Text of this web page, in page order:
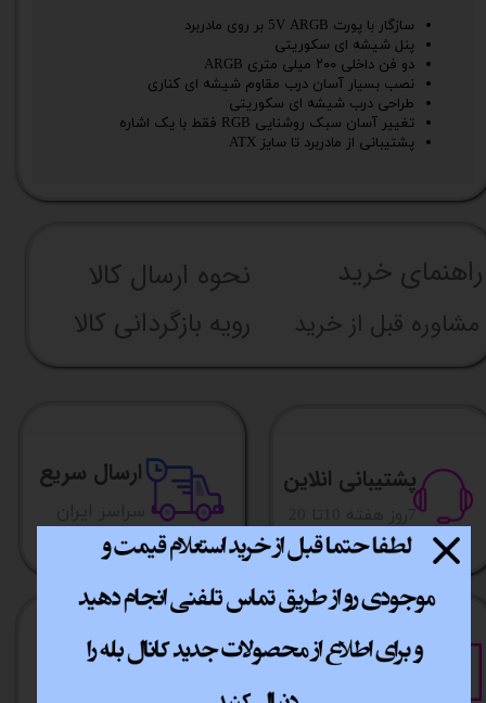
سازگار با پورت 5V ARGB بر روی مادربرد
پنل شیشه ای سکوریتی
دو فن داخلی ۲۰۰ میلی متری ARGB
نصب بسیار آسان درب مقاوم شیشه ای کناری
طراحی درب شیشه ای سکوریتی
تغییر آسان سبک روشنایی RGB فقط با یک اشاره
پشتیبانی از مادربرد تا سایز ATX
راهنما​​​​​​​​​​​​​​ی خرید نحوه ارسال کالا
مشاوره قبل از خرید رویه بازگردانی کالا
پشتیبانی انلاین
​7روز هفته 10تا 20
ارسال سریع
خرید آسان
فقط با چند کلیک
خرید قسطی